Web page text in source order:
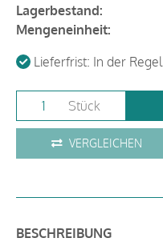
Lagerbestand:
Mengeneinheit:
Lieferfrist: In der
Stück
VERGLEICHEN
BESCHREIBUNG